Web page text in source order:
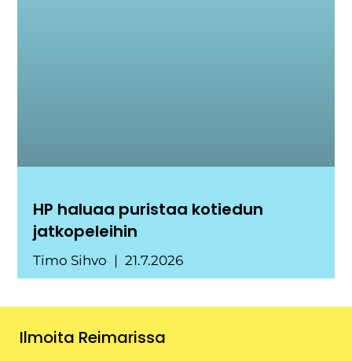
HP haluaa puristaa kotiedun
jatkopeleihin
Timo Sihvo 21.7.2026
Ilmoita Reimarissa